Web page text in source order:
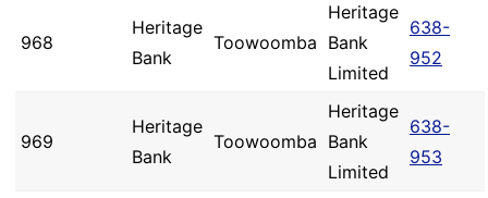
968
Heritage
Bank
Toowoomba
Heritage
Bank
Limited
638-
952
969
Heritage
Bank
Toowoomba
Heritage
Bank
Limited
638-
953